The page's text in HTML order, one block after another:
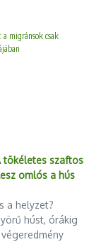
a migránsok csak
tökéletes szaftos
omlós a hús
a helyzet?
húst, órákig